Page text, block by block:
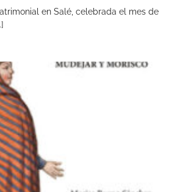
en Salé, celebrada el mes de